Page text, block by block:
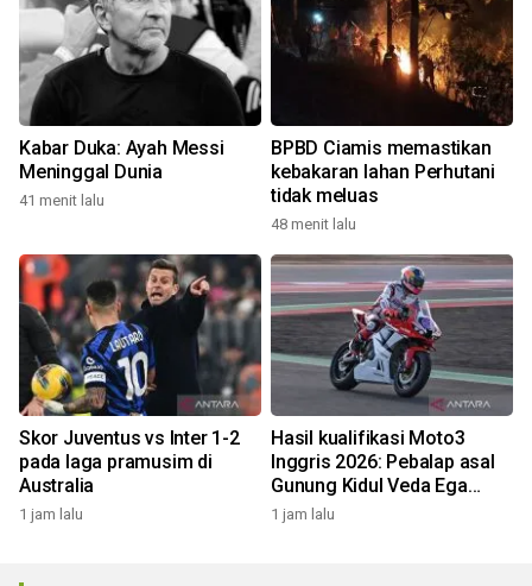
Kabar Duka: Ayah Messi
Meninggal Dunia
41 menit lalu
BPBD Ciamis memastikan
kebakaran lahan Perhutani
tidak meluas
48 menit lalu
Skor Juventus vs Inter 1-2
pada laga pramusim di
Australia
1 jam lalu
Hasil kualifikasi Moto3
Inggris 2026: Pebalap asal
Gunung Kidul Veda Ega
Pratama start ke-16
1 jam lalu